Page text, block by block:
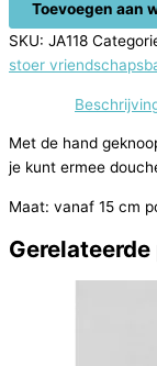
Vriendschapsbandje
aantal
Toevoegen aan
SKU: JA118
stoer
Met de hand
je kunt ermee
Maat: vanaf 15 cm